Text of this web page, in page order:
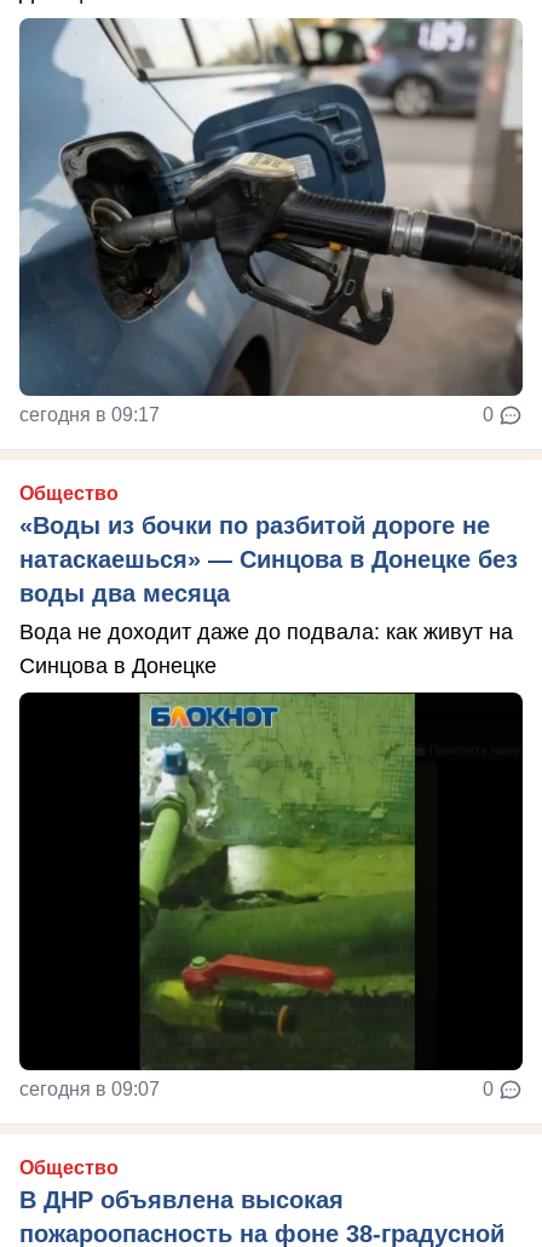
сегодня в 09:17 0
Общество
«Воды из бочки по разбитой дороге не
натаскаешься» — Синцова в Донецке без
воды два месяца
Вода не доходит даже до подвала: как живут на
Синцова в Донецке
сегодня в 09:07 0
Общество
В ДНР объявлена высокая
пожароопасность на фоне 38-градусной